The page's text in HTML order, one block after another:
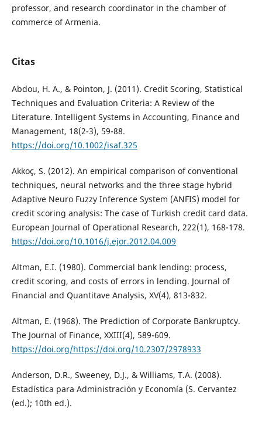
professor, and research coordinator in the chamber of
commerce of Armenia.
Citas
Abdou, H. A., & Pointon, J. (2011). Credit Scoring, Statistical
Techniques and Evaluation Criteria: A Review of the
Literature. Intelligent Systems in Accounting, Finance and
Management, 18(2-3), 59-88.
https://doi.org/10.1002/isaf.325
Akkoç, S. (2012). An empirical comparison of conventional
techniques, neural networks and the three stage hybrid
Adaptive Neuro Fuzzy Inference System (ANFIS) model for
credit scoring analysis: The case of Turkish credit card data.
European Journal of Operational Research, 222(1), 168-178.
https://doi.org/10.1016/j.ejor.2012.04.009
Altman, E.I. (1980). Commercial bank lending: process,
credit scoring, and costs of errors in lending. Journal of
Financial and Quantitave Analysis, XV(4), 813-832.
Altman, E. (1968). The Prediction of Corporate Bankruptcy.
The Journal of Finance, XXIII(4), 589-609.
https://doi.org/https://doi.org/10.2307/2978933
Anderson, D.R., Sweeney, D.J., & Williams, T.A. (2008).
Estadística para Administración y Economía (S. Cervantez
(ed.); 10th ed.).